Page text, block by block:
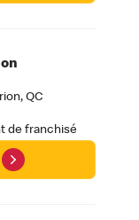
QC
de franchisé